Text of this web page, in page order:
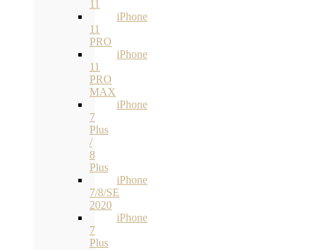
11
iPhone
11
PRO
iPhone
11
PRO
MAX
iPhone
7
Plus
/
8
Plus
iPhone
7/8/SE
2020
iPhone
7
Plus